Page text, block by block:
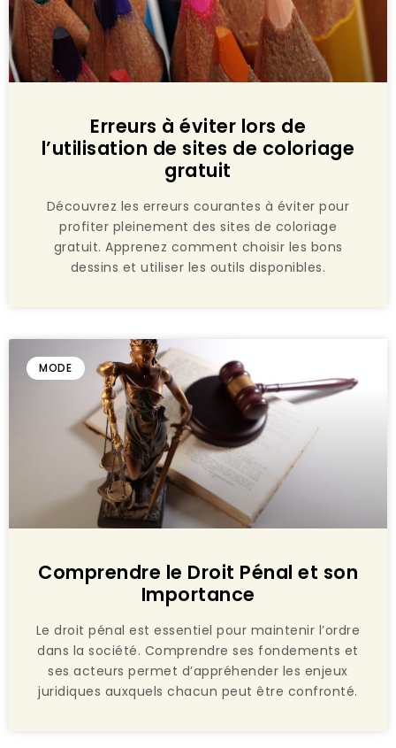
Erreurs à éviter lors de
l’utilisation de sites de coloriage
gratuit
Découvrez les erreurs courantes à éviter pour
profiter pleinement des sites de coloriage
gratuit. Apprenez comment choisir les bons
dessins et utiliser les outils disponibles.
MODE
Comprendre le Droit Pénal et son
Importance
Le droit pénal est essentiel pour maintenir l’ordre
dans la société. Comprendre ses fondements et
ses acteurs permet d’appréhender les enjeux
juridiques auxquels chacun peut être confronté.